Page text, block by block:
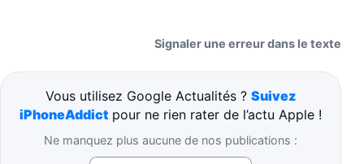
Signaler une erreur dans le texte
Vous utilisez Google Actualités ? Suivez
iPhoneAddict pour ne rien rater de l’actu Apple !
Ne manquez plus aucune de nos publications :